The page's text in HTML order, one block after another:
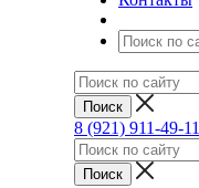
8 (921) 911-49-11